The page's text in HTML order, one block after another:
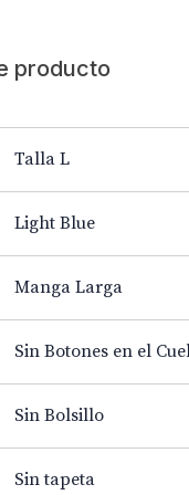
producto
Talla L
Light Blue
Manga Larga
Sin Botones en el
Sin Bolsillo
Sin tapeta